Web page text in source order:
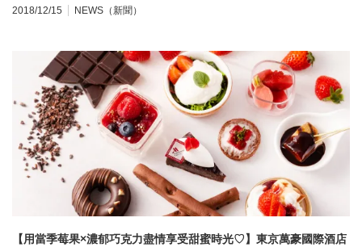
2018/12/15 NEWS（新聞）
【用當季莓果×濃郁巧克力盡情享受甜蜜時光♡】東京萬豪國際酒店